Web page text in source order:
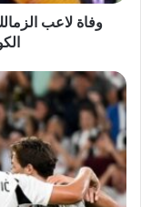
وفاة لاعب